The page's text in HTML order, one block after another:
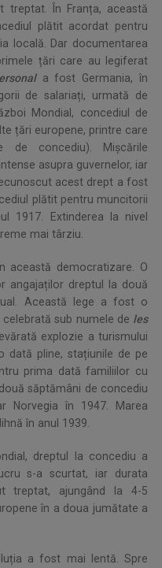
treptat. În Franța, această
plătit acordat pentru
locală. Dar documentarea
țări care au legiferat
a fost Germania, în
de salariați, urmată de
Mondial, concediul de
țări europene, printre care
concediu). Mișcările
asupra guvernelor, iar
acest drept a fost
plătit pentru muncitorii
1917. Extinderea la nivel
mai târziu.
această democratizare. O
angajaților dreptul la două
Această lege a fost o
sub numele de les
explozie a turismului
dată pline, stațiunile de pe
prima dată familiilor cu
săptămâni de concediu
Norvegia în 1947. Marea
în anul 1939.
dreptul la concediu a
s-a scurtat, iar durata
treptat, ajungând la 4-5
în a doua jumătate a
a fost mai lentă. Spre